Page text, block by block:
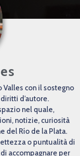
con il sostegno
d’autore.
nel quale,
notizie, curiosità
del Río de la Plata.
o puntualità di
accompagnare per